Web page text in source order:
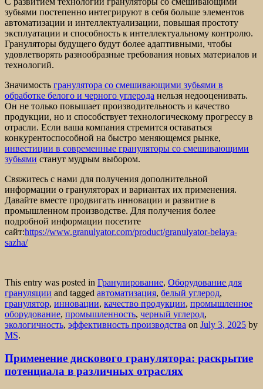
зубьями постепенно интегрируют в себя больше элементов
автоматизации и интеллектуализации, повышая простоту
эксплуатации и способность к интеллектуальному контролю.
Грануляторы будущего будут более адаптивными, чтобы
удовлетворять разнообразные требования новых материалов и
технологий.
Значимость гранулятора со смешивающими зубьями в
обработке белого и черного углерода нельзя недооценивать.
Он не только повышает производительность и качество
продукции, но и способствует технологическому прогрессу в
отрасли. Если ваша компания стремится оставаться
конкурентоспособной на быстро меняющемся рынке,
инвестиции в современные грануляторы со смешивающими
зубьями станут мудрым выбором.
Свяжитесь с нами для получения дополнительной
информации о грануляторах и вариантах их применения.
Давайте вместе продвигать инновации и развитие в
промышленном производстве. Для получения более
подробной информации посетите
сайт:https://www.granulyator.com/product/granulyator-belaya-
sazha/
This entry was posted in Гранулирование, Оборудование для
грануляции and tagged автоматизация, белый углерод,
гранулятор, инновации, качество продукции, промышленное
оборудование, промышленность, черный углерод,
экологичность, эффективность производства on July 3, 2025 by
MS.
Применение дискового гранулятора: раскрытие
потенциала в различных отраслях